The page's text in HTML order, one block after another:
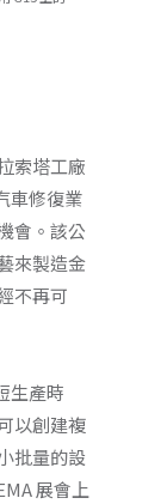
索塔工廠
車修復業
會。該公
來製造金
不再可
生產時
以創建複
批量的設
展會上